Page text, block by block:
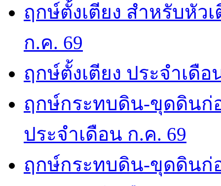
ฤกษ์ตั้งเตียง สำหรับหัว
ก.ค. 69
ฤกษ์ตั้งเตียง ประจำเดือ
ฤกษ์กระทบดิน-ขุดดินก่
ประจำเดือน ก.ค. 69
ฤกษ์กระทบดิน-ขุดดินก่